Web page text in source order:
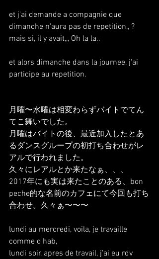
et j'ai demande a compagnie que
dimanche n'aura pas de repetition,, ?
mais si, il y avait,,, Oh la la..
et alors dimanche dans la journee, j'ai
participe au repetition.
月曜〜水曜は相変わらずバイトでてん
てこ舞いでした。
月曜はバイトの後、最近加入したとあ
るダンスグループの初打ち合わせがレ
アルで行われました。
久々にレアルとか来たなぁ、、、
2017年にも実は来たことのある、bon
peche的な名前のカフェにて今回も打ち
合わせ。久々ぁ〜〜〜
lundi au mercredi, voila, je travaille
comme d'hab,
lundi soir, apres de travail, j'ai eu rdv